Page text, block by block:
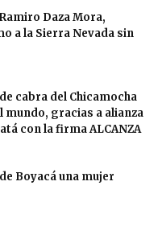
Daza Mora,
a la Sierra Nevada sin
cabra del Chicamocha
gracias a alianza
con la firma ALCANZA
Boyacá una mujer